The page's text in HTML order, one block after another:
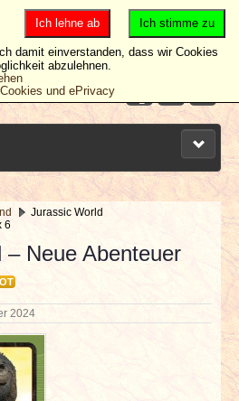
Jurassic World
6
Neue Abenteuer
2024
Ich stimme zu
Ich lehne ab
damit einverstanden, dass wir Cookies
abzulehnen.
und ePrivacy